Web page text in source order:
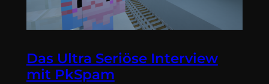
Das Ultra Seriöse Interview
mit PkSpam